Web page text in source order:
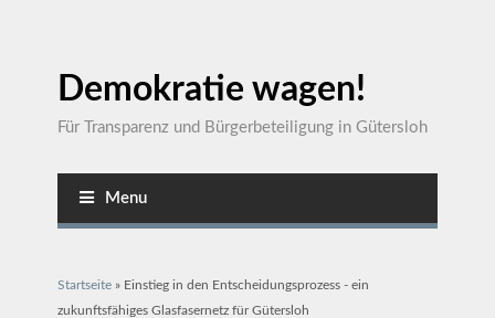
Demokratie wagen!
Für Transparenz und Bürgerbeteiligung in Gütersloh
Menu
Sie sind hier
Startseite » Einstieg in den Entscheidungsprozess - ein
zukunftsfähiges Glasfasernetz für Gütersloh